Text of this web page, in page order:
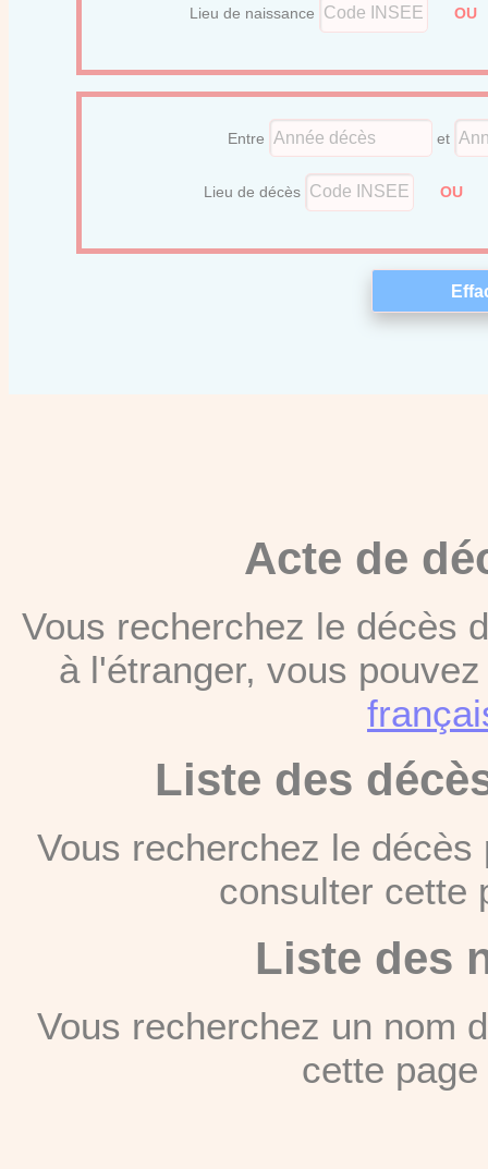
Lieu de naissance
Entre et
Lieu de décès OU
Acte de
Vous recherchez le décès
à l'étranger, vous
Liste des
Vous recherchez le
consulter
Liste des
Vous recherchez un nom
cette